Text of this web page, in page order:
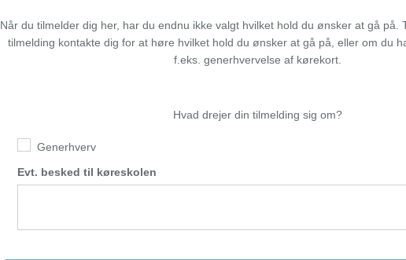
Når du tilmelder dig her, har du endnu ikke valgt hvilket hold du ønsker at gå på.
tilmelding kontakte dig for at høre hvilket hold du ønsker at gå på, eller om du
f.eks. generhvervelse af kørekort.
Hvad drejer din tilmelding sig om?
Generhverv
Evt. besked til køreskolen